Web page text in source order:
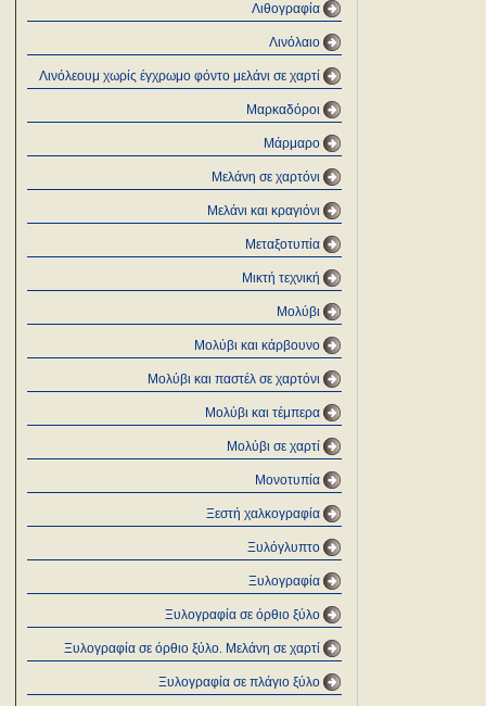
Λιθογραφία
Λινόλαιο
Λινόλεουμ χωρίς έγχρωμο φόντο μελάνι σε χαρτί
Μαρκαδόροι
Μάρμαρο
Μελάνη σε χαρτόνι
Μελάνι και κραγιόνι
Μεταξοτυπία
Μικτή τεχνική
Μολύβι
Μολύβι και κάρβουνο
Μολύβι και παστέλ σε χαρτόνι
Μολύβι και τέμπερα
Μολύβι σε χαρτί
Μονοτυπία
Ξεστή χαλκογραφία
Ξυλόγλυπτο
Ξυλογραφία
Ξυλογραφία σε όρθιο ξύλο
Ξυλογραφία σε όρθιο ξύλο. Μελάνη σε χαρτί
Ξυλογραφία σε πλάγιο ξύλο